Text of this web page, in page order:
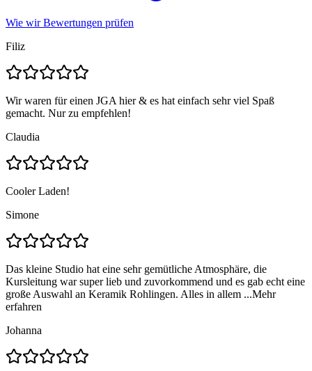
Wie wir Bewertungen prüfen
Filiz
Wir waren für einen JGA hier & es hat einfach sehr viel Spaß
gemacht. Nur zu empfehlen!
Claudia
Cooler Laden!
Simone
Das kleine Studio hat eine sehr gemütliche Atmosphäre, die
Kursleitung war super lieb und zuvorkommend und es gab echt eine
große Auswahl an Keramik Rohlingen. Alles in allem ...Mehr
erfahren
Johanna